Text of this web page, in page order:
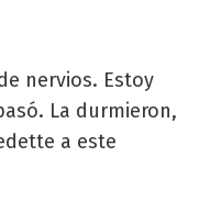
nervios. Estoy
La durmieron,
a este